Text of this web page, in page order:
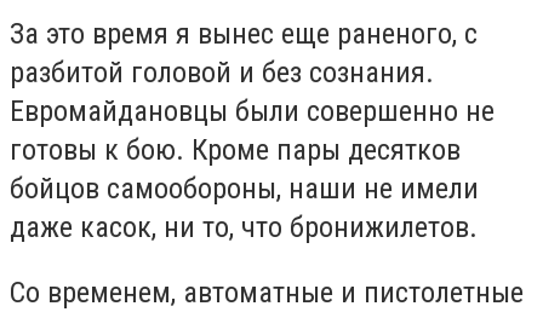
За это время я вынес еще раненого, с
разбитой головой и без сознания.
Евромайдановцы были совершенно не
готовы к бою. Кроме пары десятков
бойцов самообороны, наши не имели
даже касок, ни то, что бронижилетов.
Со временем, автоматные и пистолетные